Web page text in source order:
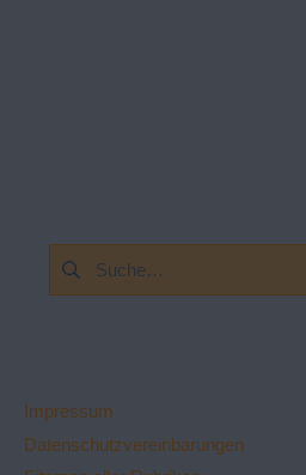
Suchen
nach:
Impressum
Datenschutzvereinbarungen